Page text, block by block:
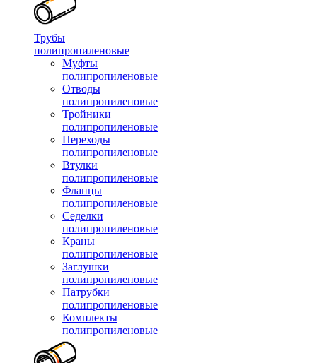
Трубы
полипропиленовые
Муфты
полипропиленовые
Отводы
полипропиленовые
Тройники
полипропиленовые
Переходы
полипропиленовые
Втулки
полипропиленовые
Фланцы
полипропиленовые
Седелки
полипропиленовые
Краны
полипропиленовые
Заглушки
полипропиленовые
Патрубки
полипропиленовые
Комплекты
полипропиленовые